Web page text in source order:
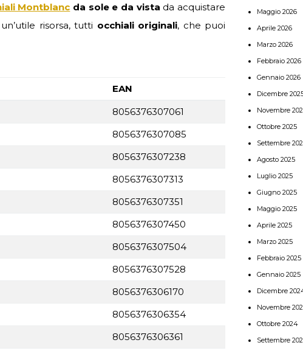
Montblanc da sole e da vista da acquistare
risorsa, tutti occhiali originali, che puoi
EAN
8056376307061
8056376307085
8056376307238
8056376307313
8056376307351
8056376307450
8056376307504
8056376307528
8056376306170
8056376306354
8056376306361
Maggio 2026
Aprile 2026
Marzo 2026
Febbraio 2026
Gennaio 2026
Dicembre
Novembre
Ottobre 2025
Settembre
Agosto 2025
Luglio 2025
Giugno 2025
Maggio 2025
Aprile 2025
Marzo 2025
Febbraio 2025
Gennaio 2025
Dicembre
Novembre
Ottobre 2024
Settembre